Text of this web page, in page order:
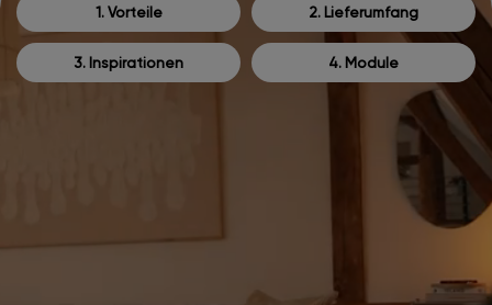
1. Vorteile 2. Lieferumfang
3. Inspirationen 4. Module